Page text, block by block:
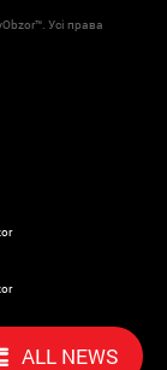
ALL NEWS
Усі права
by